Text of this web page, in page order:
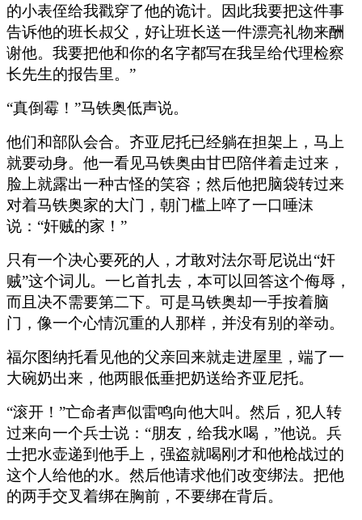
的小表侄给我戳穿了他的诡计。因此我要把这件事
告诉他的班长叔父，好让班长送一件漂亮礼物来酬
谢他。我要把他和你的名字都写在我呈给代理检察
长先生的报告里。”
“真倒霉！”马铁奥低声说。
他们和部队会合。齐亚尼托已经躺在担架上，马上
就要动身。他一看见马铁奥由甘巴陪伴着走过来，
脸上就露出一种古怪的笑容；然后他把脑袋转过来
对着马铁奥家的大门，朝门槛上啐了一口唾沫
说：“奸贼的家！”
只有一个决心要死的人，才敢对法尔哥尼说出“奸
贼”这个词儿。一匕首扎去，本可以回答这个侮辱，
而且决不需要第二下。可是马铁奥却一手按着脑
门，像一个心情沉重的人那样，并没有别的举动。
福尔图纳托看见他的父亲回来就走进屋里，端了一
大碗奶出来，他两眼低垂把奶送给齐亚尼托。
“滚开！”亡命者声似雷鸣向他大叫。然后，犯人转
过来向一个兵士说：“朋友，给我水喝，”他说。兵
士把水壶递到他手上，强盗就喝刚才和他枪战过的
这个人给他的水。然后他请求他们改变绑法。把他
的两手交叉着绑在胸前，不要绑在背后。